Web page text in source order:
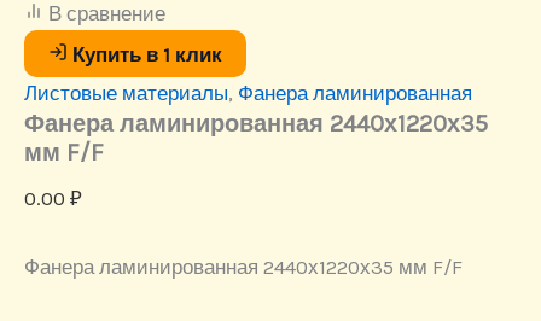
мм
В сравнение
Купить в 1 клик
Листовые материалы, Фанера ламинированная
Фанера ламинированная 2440х1220х35
мм F/F
0.00 ₽
Фанера ламинированная 2440х1220х35 мм F/F